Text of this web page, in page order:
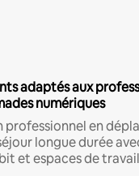
adaptés aux
numériques
professionnel en
longue durée
et espaces de